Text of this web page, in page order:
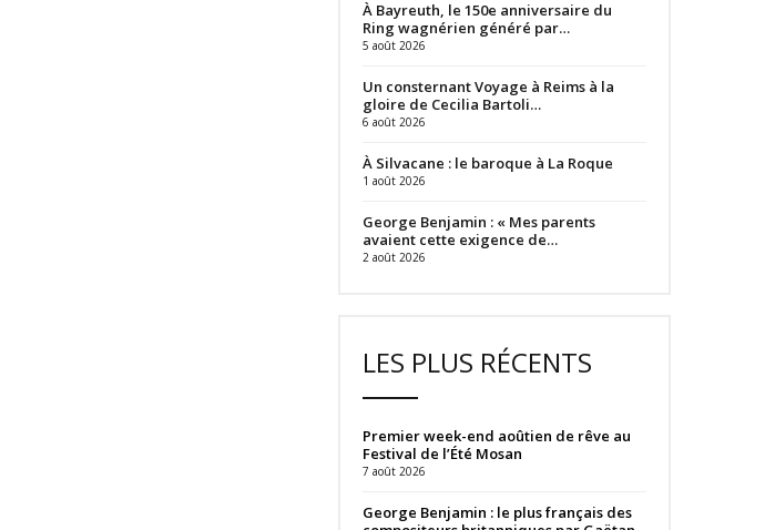
À Bayreuth, le 150e anniversaire du
Ring wagnérien généré par…
5 août 2026
Un consternant Voyage à Reims à la
gloire de Cecilia Bartoli…
6 août 2026
À Silvacane : le baroque à La Roque
1 août 2026
George Benjamin : « Mes parents
avaient cette exigence de…
2 août 2026
LES PLUS RÉCENTS
Premier week-end aoûtien de rêve au
Festival de l’Été Mosan
7 août 2026
George Benjamin : le plus français des